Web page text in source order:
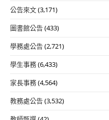
公告來文(3,171)
圖書館公告(433)
學務處公告(2,721)
學生事務(6,433)
家長事務(4,564)
教務處公告(3,532)